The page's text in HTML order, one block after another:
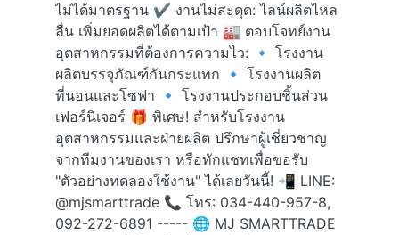
ไม่ได้มาตรฐาน ✔️ งานไม่สะดุด: ไลน์ผลิตไหล
ลื่น เพิ่มยอดผลิตได้ตามเป้า 🏭 ตอบโจทย์งาน
อุตสาหกรรมที่ต้องการความไว: 🔹 โรงงาน
ผลิตบรรจุภัณฑ์กันกระแทก 🔹 โรงงานผลิต
ที่นอนและโซฟา 🔹 โรงงานประกอบชิ้นส่วน
เฟอร์นิเจอร์ 🎁 พิเศษ! สำหรับโรงงาน
อุตสาหกรรมและฝ่ายผลิต ปรึกษาผู้เชี่ยวชาญ
จากทีมงานของเรา หรือทักแชทเพื่อขอรับ
"ตัวอย่างทดลองใช้งาน" ได้เลยวันนี้! 📲 LINE:
@mjsmarttrade 📞 โทร: 034-440-957-8,
092-272-6891 ----- 🌐 MJ SMARTTRADE